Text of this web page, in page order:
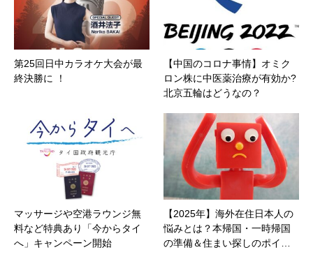
第25回日中カラオケ大会が最
終決勝に ！
【中国のコロナ事情】オミク
ロン株に中医薬治療が有効か?
北京五輪はどうなの？
マッサージや空港ラウンジ無
料など特典あり「今からタイ
へ」キャンペーン開始
【2025年】海外在住日本人の
悩みとは？本帰国・一時帰国
の準備＆住まい探しのポイ…